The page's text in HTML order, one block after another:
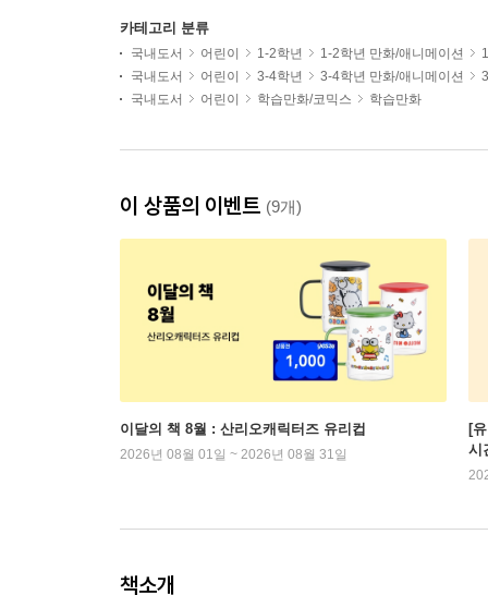
카테고리 분류
국내도서 어린이 1-2학년 1-2학년 만화/애니메이션
국내도서
어린이 3-4학년 3-4학년 만화/애니메이션
국내도서
어린이 학습만화/코믹스 학습만화
이 상품의 이벤트 (9개)
이달의 책 8월 : 산리오캐릭터즈 유리컵
2026년 08월 01일 ~ 2026년 08월 31일
[
시
책소개